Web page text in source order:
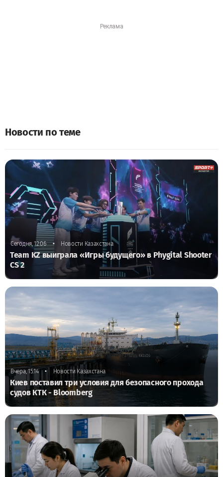
Новости по теме
Сегодня, 12:06 • Новости Казахстана
Team KZ выиграла «Игры будущего» в Phygital Shooter
CS 2
Вчера, 15:14 • Новости Казахстана
Киев поставил три условия для безопасного прохода
судов КТК - Bloomberg